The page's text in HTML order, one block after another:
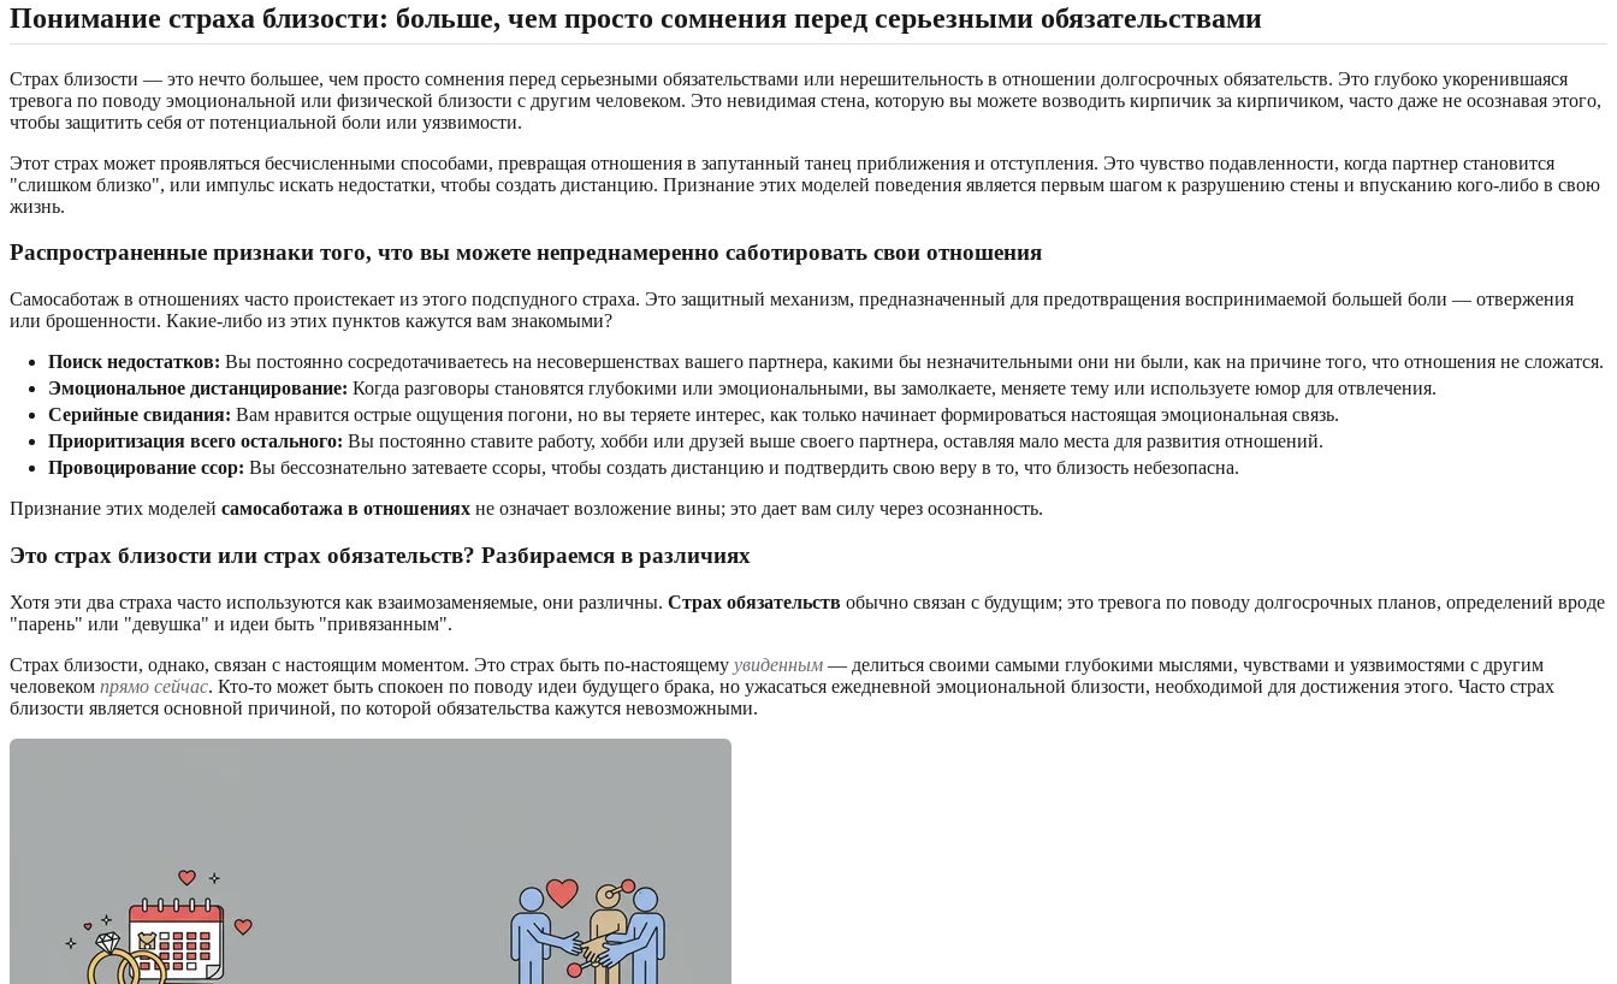
Понимание страха близости: больше, чем просто сомнения перед серьезными обязательствами
Страх близости — это нечто большее, чем просто сомнения перед серьезными обязательствами или нерешительность в отношении долгосрочных обязательств. Это глубоко укоренившаяся
тревога по поводу эмоциональной или физической близости с другим человеком. Это невидимая стена, которую вы можете возводить кирпичик за кирпичиком, часто даже не осознавая этого,
чтобы защитить себя от потенциальной боли или уязвимости.
Этот страх может проявляться бесчисленными способами, превращая отношения в запутанный танец приближения и отступления. Это чувство подавленности, когда партнер становится
"слишком близко", или импульс искать недостатки, чтобы создать дистанцию. Признание этих моделей поведения является первым шагом к разрушению стены и впусканию кого-либо в свою
жизнь.
Распространенные признаки того, что вы можете непреднамеренно саботировать свои отношения
Самосаботаж в отношениях часто проистекает из этого подспудного страха. Это защитный механизм, предназначенный для предотвращения воспринимаемой большей боли — отвержения
или брошенности. Какие-либо из этих пунктов кажутся вам знакомыми?
Поиск недостатков: Вы постоянно сосредотачиваетесь на несовершенствах вашего партнера, какими бы незначительными они ни были, как на причине того, что отношения не сложатся.
Эмоциональное дистанцирование: Когда разговоры становятся глубокими или эмоциональными, вы замолкаете, меняете тему или используете юмор для отвлечения.
Серийные свидания: Вам нравится острые ощущения погони, но вы теряете интерес, как только начинает формироваться настоящая эмоциональная связь.
Приоритизация всего остального: Вы постоянно ставите работу, хобби или друзей выше своего партнера, оставляя мало места для развития отношений.
Провоцирование ссор: Вы бессознательно затеваете ссоры, чтобы создать дистанцию и подтвердить свою веру в то, что близость небезопасна.
Признание этих моделей самосаботажа в отношениях не означает возложение вины; это дает вам силу через осознанность.
Это страх близости или страх обязательств? Разбираемся в различиях
Хотя эти два страха часто используются как взаимозаменяемые, они различны. Страх обязательств обычно связан с будущим; это тревога по поводу долгосрочных планов, определений вроде
"парень" или "девушка" и идеи быть "привязанным".
Страх близости, однако, связан с настоящим моментом. Это страх быть по-настоящему увиденным — делиться своими самыми глубокими мыслями, чувствами и уязвимостями с другим
человеком прямо сейчас. Кто-то может быть спокоен по поводу идеи будущего брака, но ужасаться ежедневной эмоциональной близости, необходимой для достижения этого. Часто страх
близости является основной причиной, по которой обязательства кажутся невозможными.